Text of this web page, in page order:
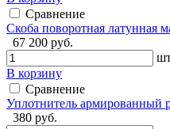
Сравнение
Скоба поворотная латунная
67 200 руб.
В корзину
Сравнение
Уплотнитель армированный
380 руб.